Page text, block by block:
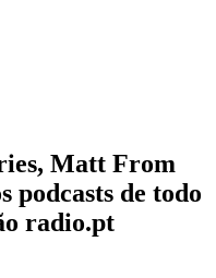
Matt From
podcasts de todo
radio.pt